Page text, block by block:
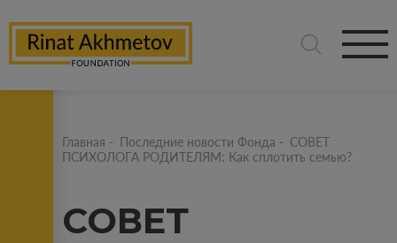
Главная - Последние новости Фонда - СОВЕТ
ПСИХОЛОГА РОДИТЕЛЯМ: Как сплотить семью?
СОВЕТ